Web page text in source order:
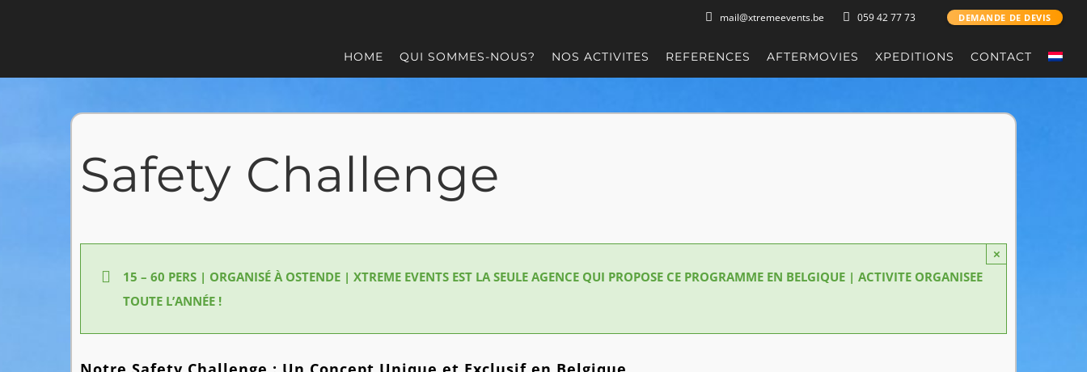
mail@xtremeevents.be 059 42 77 73 DEMANDE DE DEVIS
HOME QUI SOMMES-NOUS? NOS ACTIVITES REFERENCES AFTERMOVIES XPEDITIONS CONTACT
Safety Challenge
15 – 60 PERS | ORGANISÉ À OSTENDE | XTREME EVENTS EST LA SEULE AGENCE QUI PROPOSE CE PROGRAMME EN BELGIQUE | ACTIVITE ORGANISEE
TOUTE L’ANNÉE !
×